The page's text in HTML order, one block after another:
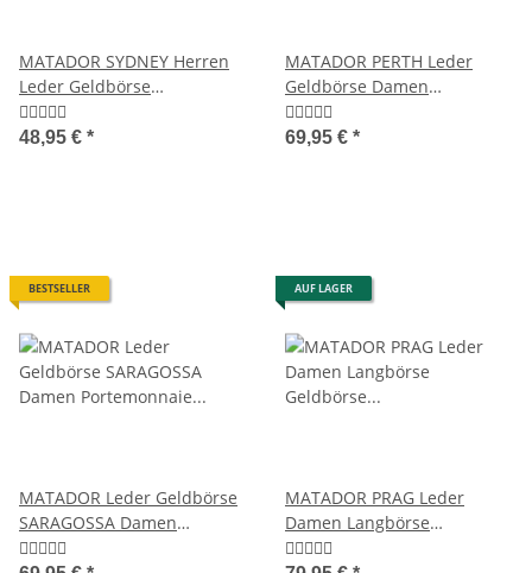
MATADOR SYDNEY Herren
Leder Geldbörse
Portemonnaie Luxus RFID
48,95 € *
MATADOR PERTH Leder
Geldbörse Damen
Portemonnaie RFID
69,95 € *
BESTSELLER
MATADOR Leder Geldbörse
SARAGOSSA Damen
Portemonnaie RFID
AUF LAGER
MATADOR PRAG Leder
Damen Langbörse
Geldbörse RFID TüV 7